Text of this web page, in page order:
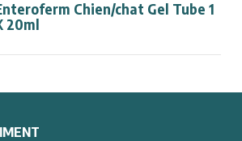
Chien/chat Gel Tube 1
20ml